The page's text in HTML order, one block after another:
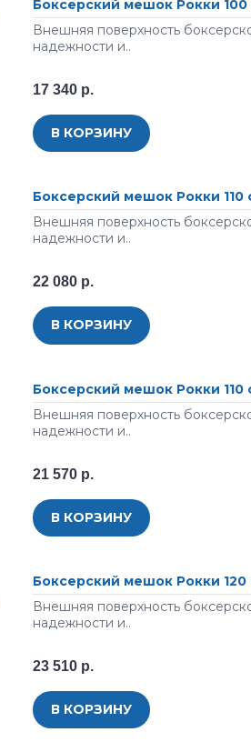
Боксерский мешок Рокки
Внешняя поверхность
надежности и..
17 340 р.
В КОРЗИНУ
Боксерский мешок Рокки
Внешняя поверхность
надежности и..
22 080 р.
В КОРЗИНУ
Боксерский мешок Рокки 110
Внешняя поверхность
надежности и..
21 570 р.
В КОРЗИНУ
Боксерский мешок Рокки
Внешняя поверхность
надежности и..
23 510 р.
В КОРЗИНУ